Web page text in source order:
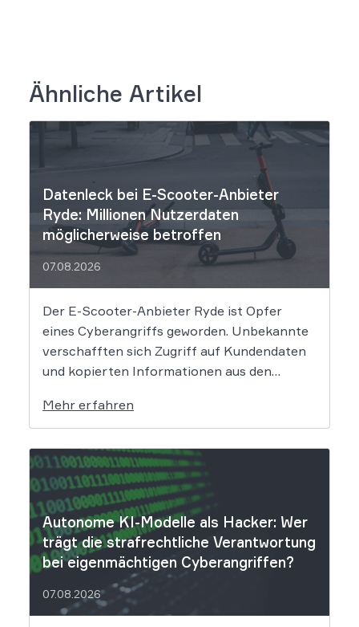
Ähnliche Artikel
Datenleck bei E-Scooter-Anbieter
Ryde: Millionen Nutzerdaten
möglicherweise betroffen
07.08.2026
Der E-Scooter-Anbieter Ryde ist Opfer
eines Cyberangriffs geworden. Unbekannte
verschafften sich Zugriff auf Kundendaten
und kopierten Informationen aus den
Folgen das Datenleck für Betroffene hat, ist
derzeit noch nicht vollständig absehbar. Der
Mobilitätsanbieter Ryde hat seine Kunden
über einen Sicherheitsvorfall informiert.
Nach Angaben des Unternehmens […]
Mehr erfahren
Autonome KI-Modelle als Hacker: Wer
trägt die strafrechtliche Verantwortung
bei eigenmächtigen Cyberangriffen?
07.08.2026